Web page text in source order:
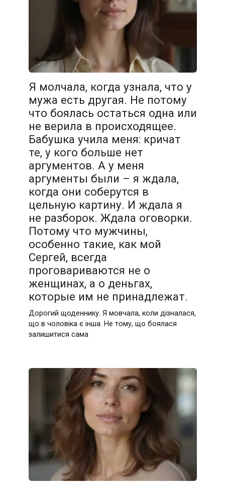
Я молчала, когда узнала, что у
мужа есть другая. Не потому
что боялась остаться одна или
не верила в происходящее.
Бабушка учила меня: кричат
те, у кого больше нет
аргументов. А у меня
аргументы были – я ждала,
когда они соберутся в
цельную картину. И ждала я
не разборок. Ждала оговорки.
Потому что мужчины,
особенно такие, как мой
Сергей, всегда
проговариваются не о
женщинах, а о деньгах,
которые им не принадлежат.
Дорогий щоденнику. Я мовчала, коли дізналася,
що в чоловіка є інша. Не тому, що боялася
залишитися сама